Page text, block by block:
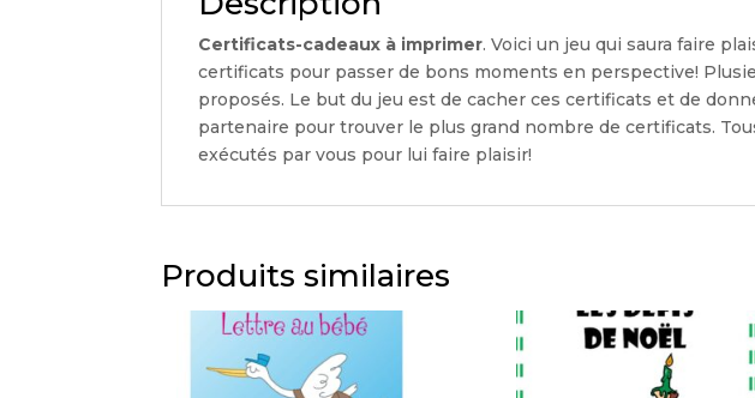
Certificats-cadeaux à imprimer. Voici un jeu qui saura faire
certificats pour passer de bons moments en perspective!
proposés. Le but du jeu est de cacher ces certificats et de
partenaire pour trouver le plus grand nombre de certificats.
exécutés par vous pour lui faire plaisir!
Produits similaires